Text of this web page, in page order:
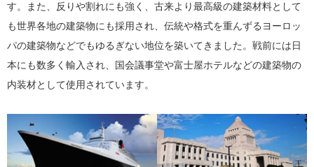
す。また、反りや割れにも強く、古来より最高級の建築材料として
も世界各地の建築物にも採用され、伝統や格式を重んずるヨーロッ
パの建築物などでもゆるぎない地位を築いてきました。戦前には日
本にも数多く輸入され、国会議事堂や富士屋ホテルなどの建築物の
内装材として使用されています。